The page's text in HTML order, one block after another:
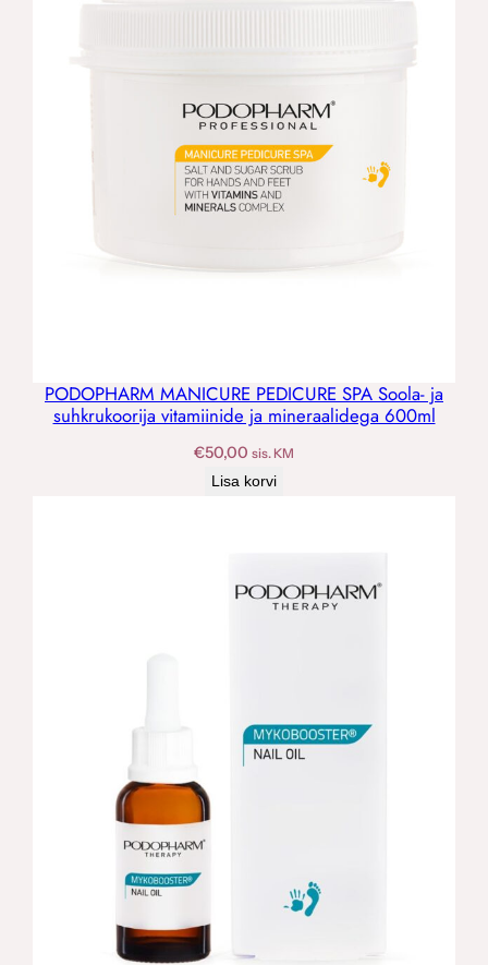
PODOPHARM MANICURE PEDICURE SPA Soola- ja
suhkrukoorija vitamiinide ja mineraalidega 600ml
€50,00 sis. KM
Lisa korvi